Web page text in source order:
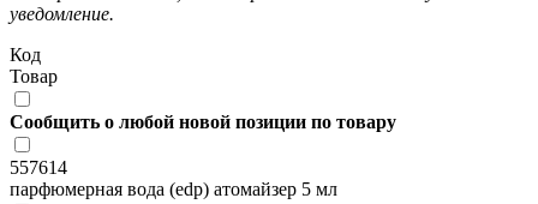
уведомление.
Код
Товар
Сообщить о любой новой позиции по товару
557614
парфюмерная вода (edp) атомайзер 5 мл